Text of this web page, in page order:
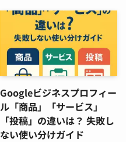
Googleビジネスプロフィー
ル「商品」「サービス」
「投稿」の違いは？ 失敗し
ない使い分けガイド